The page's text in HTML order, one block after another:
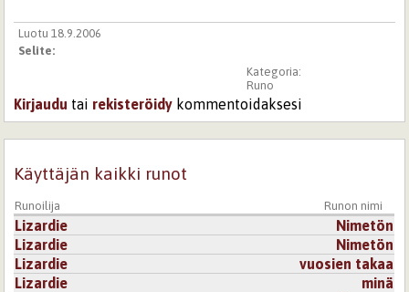
Luotu 18.9.2006
Selite:
Kategoria:
Runo
Kirjaudu tai rekisteröidy kommentoidaksesi
Käyttäjän kaikki runot
Runoilija Runon nimi
Lizardie
Nimetön
Lizardie
Nimetön
Lizardie
vuosien takaa
Lizardie
minä